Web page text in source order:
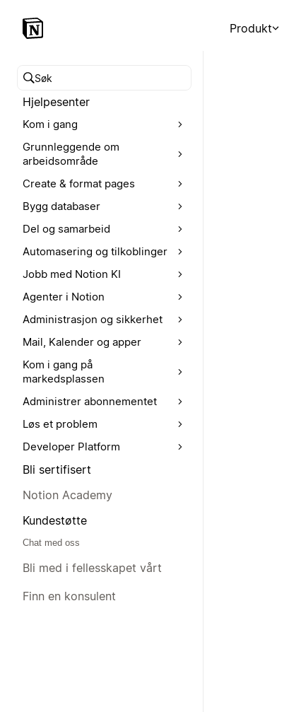
Produkt
Søk i hjelpesenteret
Hjelpesenter
Kom i gang
Grunnleggende om
arbeidsområde
Create & format pages
Bygg databaser
Del og samarbeid
Automasering og tilkoblinger
Jobb med Notion KI
Agenter i Notion
Administrasjon og sikkerhet
Mail, Kalender og apper
Kom i gang på
markedsplassen
Administrer abonnementet
Løs et problem
Developer Platform
Bli sertifisert
Notion Academy
Kundestøtte
Chat med oss
Bli med i fellesskapet vårt
Finn en konsulent